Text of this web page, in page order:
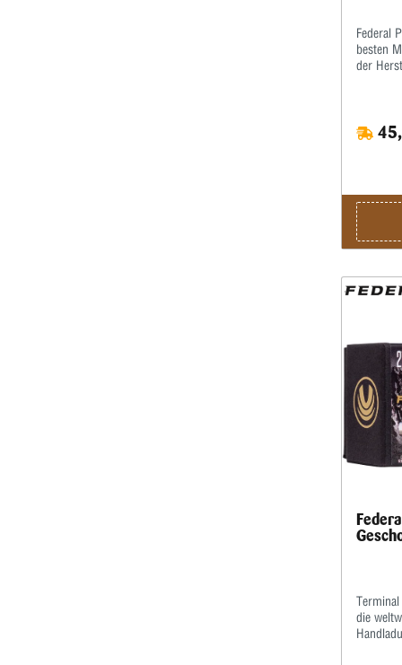
Federal
besten
der
Leistung
die